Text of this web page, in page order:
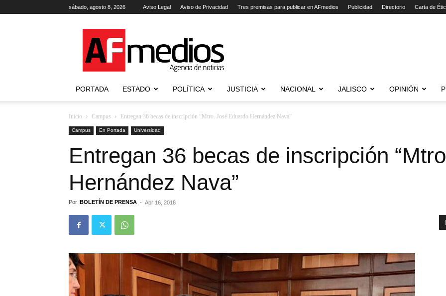
sábado, agosto 8, 2026 Aviso Legal Aviso de Privacidad Tres premisas para publicar en AFmedios Publicidad Directorio Carta de
Agencia
de
Noticias
PORTADA ESTADO POLÍTICA JUSTICIA NACIONAL JALISCO OPINIÓN
Inicio Campus Entregan 36 becas de inscripción “Mtro. José Eduardo Hernández Nava”
Campus En Portada Universidad
Entregan 36 becas de inscripción
Hernández Nava”
Por BOLETÍN DE PRENSA - Abr 16, 2018